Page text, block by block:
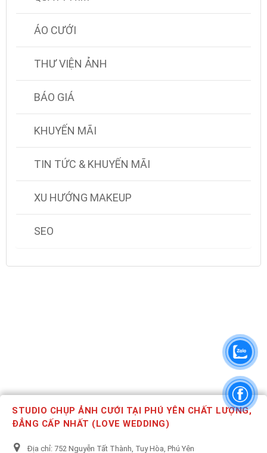
ÁO CƯỚI
THƯ VIỆN ẢNH
BÁO GIÁ
KHUYẾN MÃI
TIN TỨC & KHUYẾN MÃI
XU HƯỚNG MAKEUP
SEO
STUDIO CHỤP ẢNH CƯỚI TẠI PHÚ YÊN CHẤT LƯỢNG,
ĐẲNG CẤP NHẤT (LOVE WEDDING)
Địa chỉ: 752 Nguyễn Tất Thành, Tuy Hòa, Phú Yên